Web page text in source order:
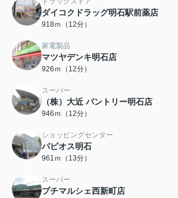
ダイコクドラッグ明石駅前薬店
918ｍ（12分）
家電製品
マツヤデンキ明石店
926ｍ（12分）
スーパー
（株）大近 パントリー明石店
946ｍ（12分）
ショッピングセンター
パピオス明石
961ｍ（13分）
スーパー
プチマルシェ西新町店